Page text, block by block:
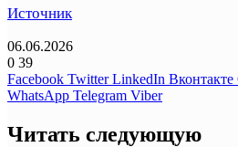
Источник
06.06.2026
0 39
Facebook Twitter LinkedIn Вконтакте
WhatsApp Telegram Viber
Читать следующую